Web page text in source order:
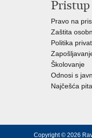
Pravo na
Zaštita
Politika
Školovanje
Odnosi s
Najčešća
Copyright © 2026